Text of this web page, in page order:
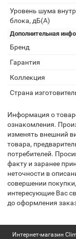
Уровень шума
блока, дБ(А)
Дополнительная
Бренд
Гарантия
Коллекция
Страна
Информация о
ознакомления.
изменять внешний
товара,
потребителей.
факту и заранее
неточности в
совершении
интересующие Вас
до оформления
Интернет-магазин